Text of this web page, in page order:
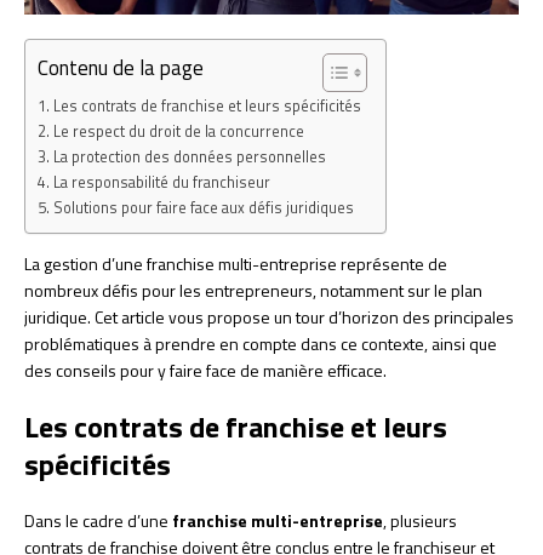
Contenu de la page
Les contrats de franchise et leurs spécificités
Le respect du droit de la concurrence
La protection des données personnelles
La responsabilité du franchiseur
Solutions pour faire face aux défis juridiques
La gestion d’une franchise multi-entreprise représente de
nombreux défis pour les entrepreneurs, notamment sur le plan
juridique. Cet article vous propose un tour d’horizon des principales
problématiques à prendre en compte dans ce contexte, ainsi que
des conseils pour y faire face de manière efficace.
Les contrats de franchise et leurs
spécificités
Dans le cadre d’une franchise multi-entreprise, plusieurs
contrats de franchise doivent être conclus entre le franchiseur et